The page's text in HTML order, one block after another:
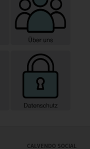
CALVENDO SOCIAL